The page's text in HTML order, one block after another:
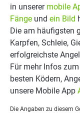
in unserer mobile
Fänge und ein Bild
Die am häufigsten
Karpfen, Schleie,
erfolgreichste
Für mehr Infos
besten Ködern,
unsere Mobile App
Die Angaben zu diesem